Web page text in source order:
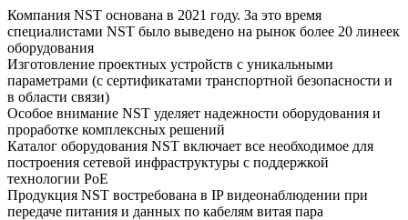
Компания NST основана в 2021 году. За это время
специалистами NST было выведено на рынок более 20 линеек
оборудования
Изготовление проектных устройств с уникальными
параметрами (с сертификатами транспортной безопасности и
в области связи)
Особое внимание NST уделяет надежности оборудования и
проработке комплексных решений
Каталог оборудования NST включает все необходимое для
построения сетевой инфраструктуры с поддержкой
технологии PoE
Продукция NST востребована в IP видеонаблюдении при
передаче питания и данных по кабелям витая пара